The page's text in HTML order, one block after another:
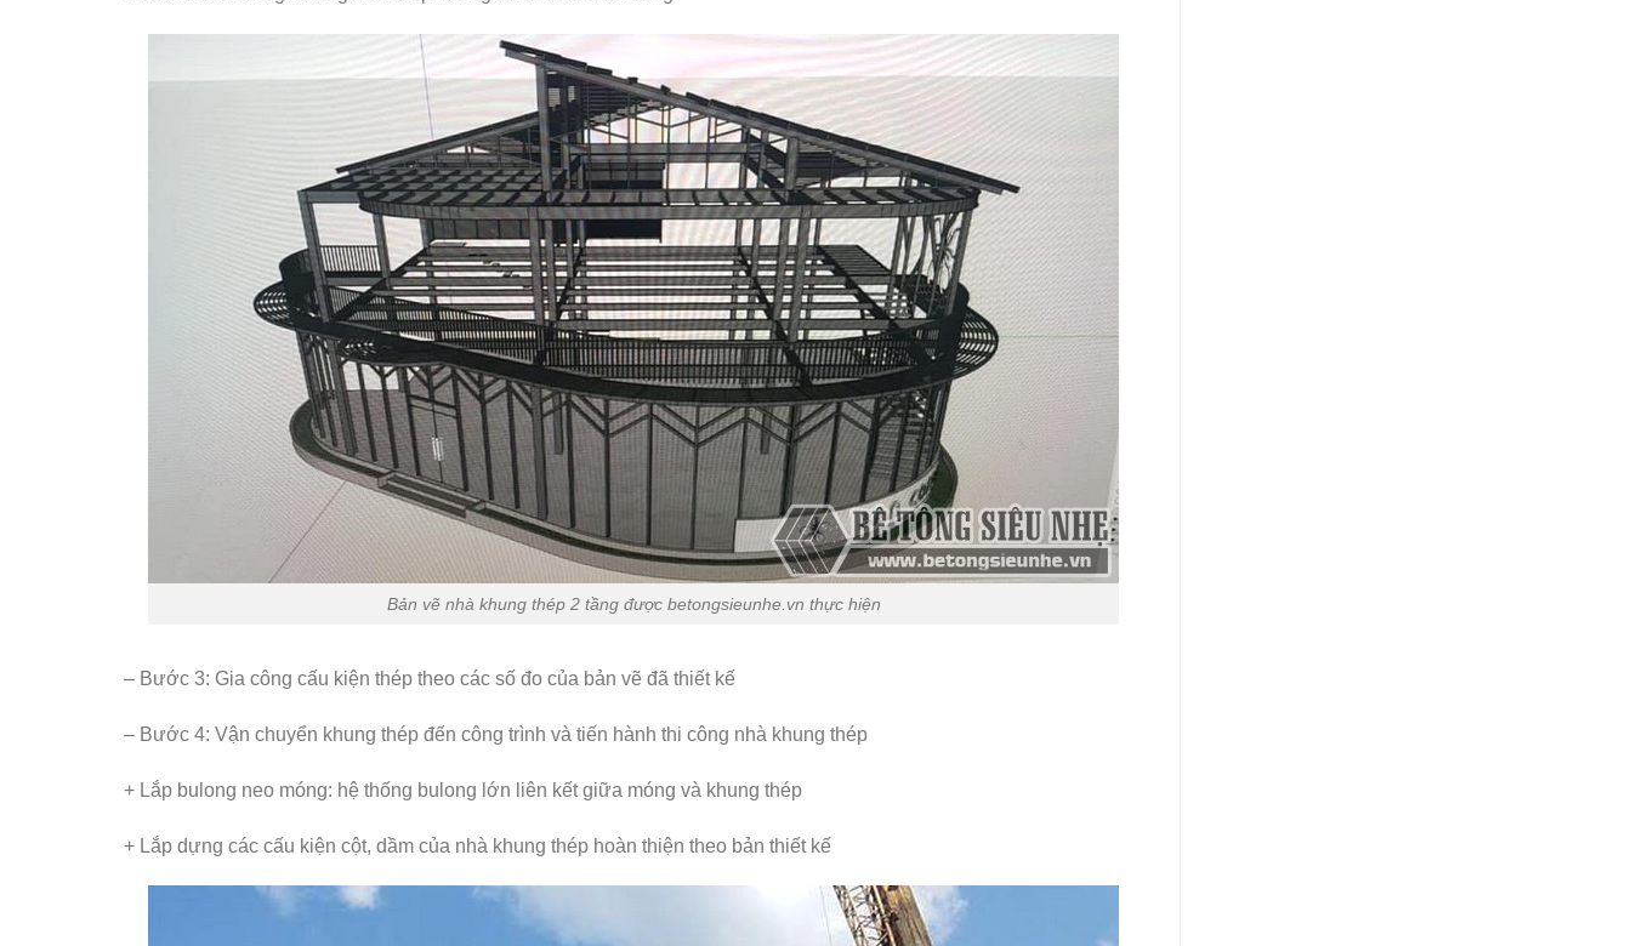
Bản vẽ nhà khung thép 2 tầng được betongsieunhe.vn thực hiện
– Bước 3: Gia công cấu kiện thép theo các số đo của bản vẽ đã thiết kế
– Bước 4: Vận chuyển khung thép đến công trình và tiến hành thi công nhà khung thép
+ Lắp bulong neo móng: hệ thống bulong lớn liên kết giữa móng và khung thép
+ Lắp dựng các cấu kiện cột, dầm của nhà khung thép hoàn thiện theo bản thiết kế